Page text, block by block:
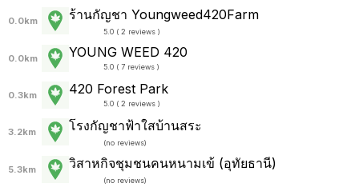
0.0km ร้านกัญชา Youngweed420Farm
5.0 ( 2 reviews )
0.0km YOUNG WEED 420
5.0 ( 7 reviews )
0.3km 420 Forest Park
5.0 ( 2 reviews )
3.2km โรงกัญชาฟ้าใสบ้านสระ
(no reviews)
5.3km วิสาหกิจชุมชนคนหนามเข้ (อุทัยธานี)
(no reviews)